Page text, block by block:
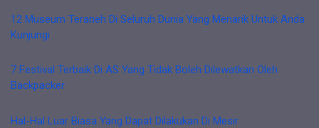
12 Museum Teraneh Di Seluruh Dunia Yang Menarik Untuk Anda
Kunjungi
7 Festival Terbaik Di AS Yang Tidak Boleh Dilewatkan Oleh
Backpacker
Hal-Hal Luar Biasa Yang Dapat Dilakukan Di Mesir